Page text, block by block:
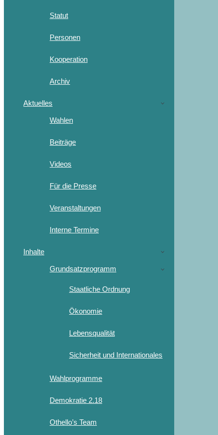
Statut
Personen
Kooperation
Archiv
Aktuelles
Wahlen
Beiträge
Videos
Für die Presse
Veranstaltungen
Interne Termine
Inhalte
Grundsatzprogramm
Staatliche Ordnung
Ökonomie
Lebensqualität
Sicherheit und Internationales
Wahlprogramme
Demokratie 2.18
Othello’s Team